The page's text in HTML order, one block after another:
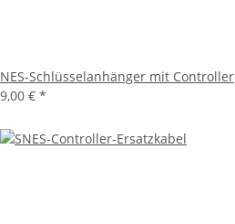
NES-Schlüsselanhänger mit Controller
9,00 € *